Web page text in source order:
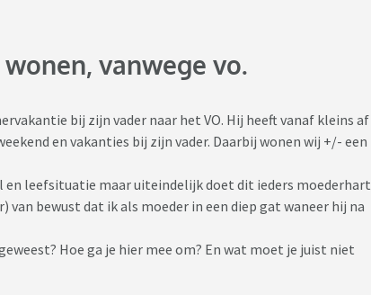
vanwege vo.
bij zijn vader naar het VO. Hij heeft vanaf kleins af
en vakanties bij zijn vader. Daarbij wonen wij +/- een
en leefsituatie maar uiteindelijk doet dit ieders moederhart
van bewust dat ik als moeder in een diep gat waneer hij na
Hoe ga je hier mee om? En wat moet je juist niet